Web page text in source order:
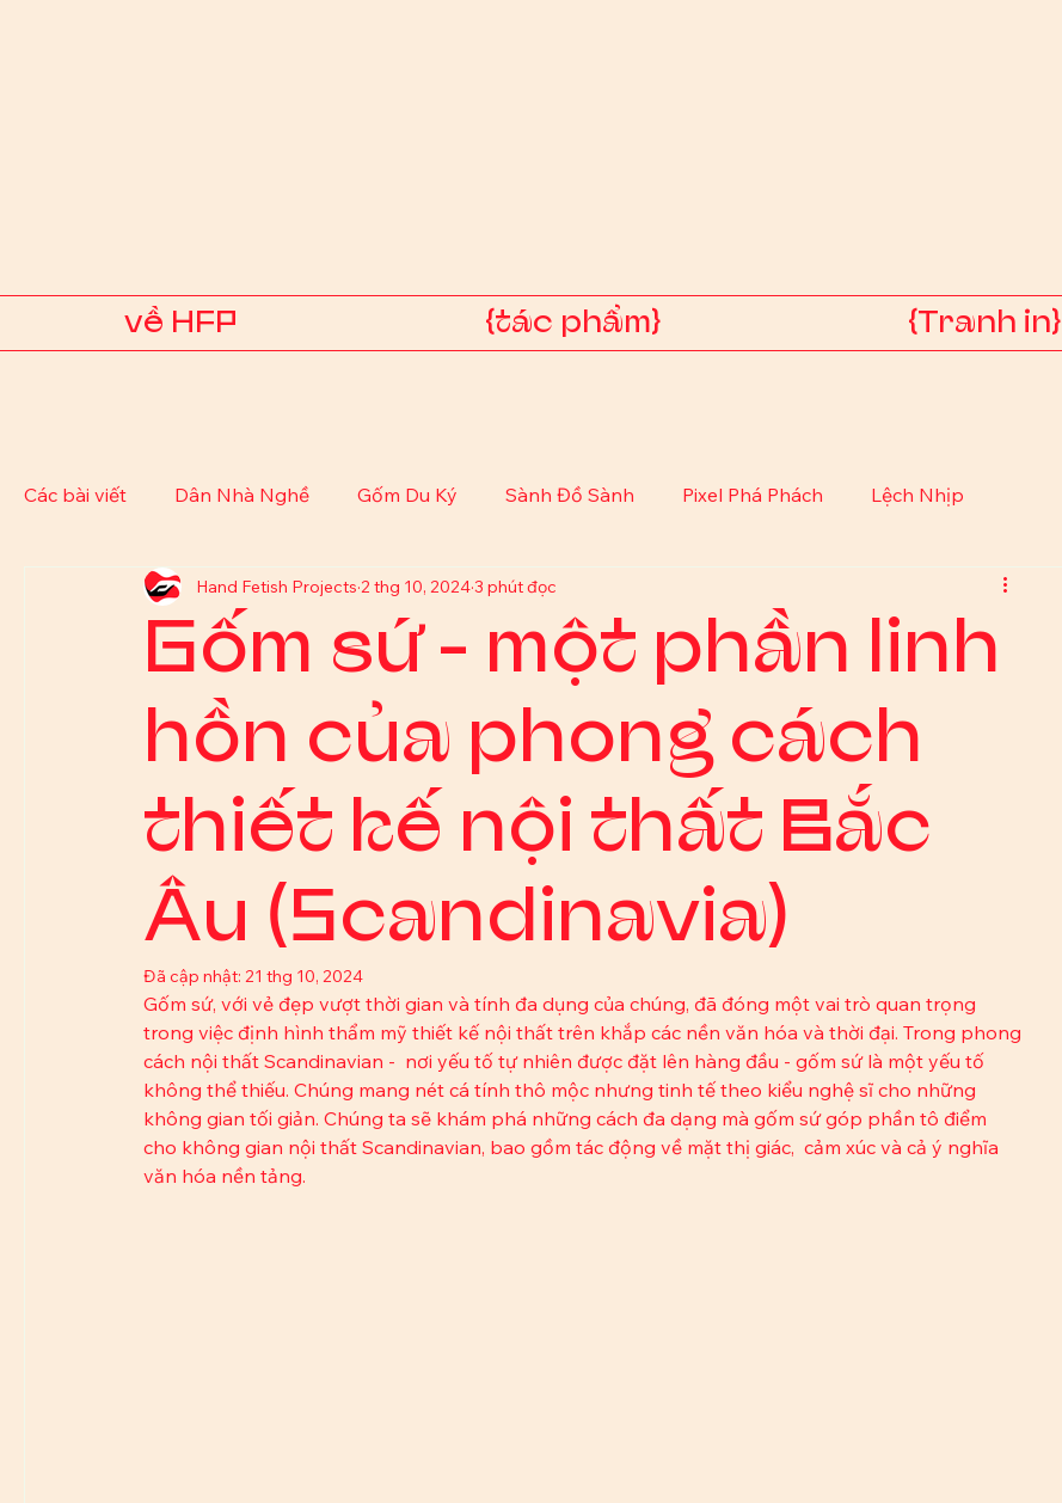
về HFP {tác phẩm} {Tranh in}
Các bài viết Dân Nhà Nghề Gốm Du Ký Sành Đồ Sành Pixel Phá Phách Lệch Nhịp
Gốm sứ - một phần linh
hồn của phong cách
thiết kế nội thất Bắc
Âu (Scandinavia)
Hand Fetish Projects 2 thg 10, 20243 phút đọc
Đã cập nhật: 21 thg 10, 2024
Gốm sứ, với vẻ đẹp vượt thời gian và tính đa dụng của chúng, đã đóng một vai trò quan trọng
trong việc định hình thẩm mỹ thiết kế nội thất trên khắp các nền văn hóa và thời đại. Trong phong
cách nội thất Scandinavian -  nơi yếu tố tự nhiên được đặt lên hàng đầu - gốm sứ là một yếu tố
không thể thiếu. Chúng mang nét cá tính thô mộc nhưng tinh tế theo kiểu nghệ sĩ cho những
không gian tối giản. Chúng ta sẽ khám phá những cách đa dạng mà gốm sứ góp phần tô điểm
cho không gian nội thất Scandinavian, bao gồm tác động về mặt thị giác,  cảm xúc và cả ý nghĩa
văn hóa nền tảng.